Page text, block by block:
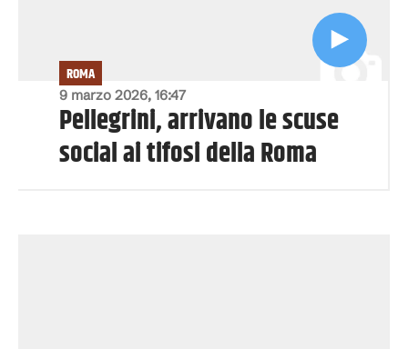
9 marzo 2026, 16:47
ROMA
Pellegrini, arrivano le scuse
social ai tifosi della Roma